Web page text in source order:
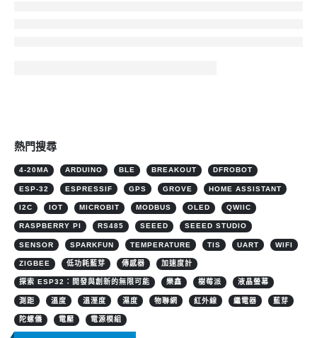
熱門搜尋
4-20MA ARDUINO BLE BREAKOUT DFROBOT
ESP-32 ESPRESSIF GPS GROVE HOME ASSISTANT
I2C IOT MICROBIT MODBUS OLED QWIIC
RASPBERRY PI RS485 SEEED SEEED STUDIO
SENSOR SPARKFUN TEMPERATURE TIS UART WIFI
ZIGBEE 低功耗藍芽 傳感器 加速度計
探索 ESP32：開發與創新的無限可能 樂鑫 樹莓派 液晶螢幕
測距 溫度 溫溼度 濕度 物聯網 紅外線 繼電器 藍芽
陀螺儀 電壓 電源模組